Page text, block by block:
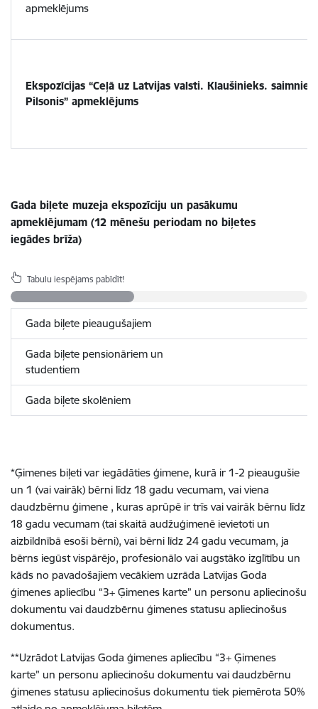
apmeklējums
Ekspozīcijas “Ceļā uz Latvijas valsti. Klaušinieks.
Pilsonis” apmeklējums
Gada biļete muzeja ekspozīciju un pasākumu
apmeklējumam (12 mēnešu periodam no biļetes
iegādes brīža)
Tabulu iespējams pabīdīt!
Gada biļete pieaugušajiem
Gada biļete pensionāriem un
studentiem
Gada biļete skolēniem
*Ģimenes biļeti var iegādāties ģimene, kurā ir 1-2 pieaugušie
un 1 (vai vairāk) bērni līdz 18 gadu vecumam, vai viena
daudzbērnu ģimene , kuras aprūpē ir trīs vai vairāk bērnu līdz
18 gadu vecumam (tai skaitā audžuģimenē ievietoti un
aizbildnībā esoši bērni), vai bērni līdz 24 gadu vecumam, ja
bērns iegūst vispārējo, profesionālo vai augstāko izglītību un
kāds no pavadošajiem vecākiem uzrāda Latvijas Goda
ģimenes apliecību “3+ Ģimenes karte” un personu apliecinošu
dokumentu vai daudzbērnu ģimenes statusu apliecinošus
dokumentus.
**Uzrādot Latvijas Goda ģimenes apliecību “3+ Ģimenes
karte” un personu apliecinošu dokumentu vai daudzbērnu
ģimenes statusu apliecinošus dokumentu tiek piemērota 50%